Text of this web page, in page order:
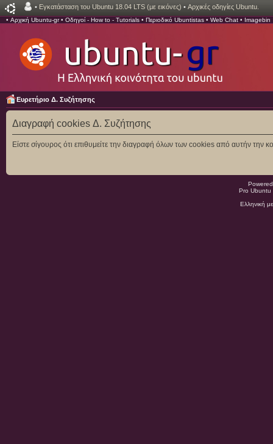
• Εγκατάσταση του Ubuntu 18.04 LTS (με εικόνες) • Αρχικές οδηγίες Ubuntu.
• Αρχική Ubuntu-gr• Οδηγοί - How to - Tutorials • Περιοδικό Ubuntistas • Web Chat • Imagebin
Ευρετήριο Δ. Συζήτησης
Διαγραφή cookies Δ. Συζήτησης
Είστε σίγουρος ότι επιθυμείτε την διαγραφή όλων των cookies από αυτήν την
Pro
Ελληνική